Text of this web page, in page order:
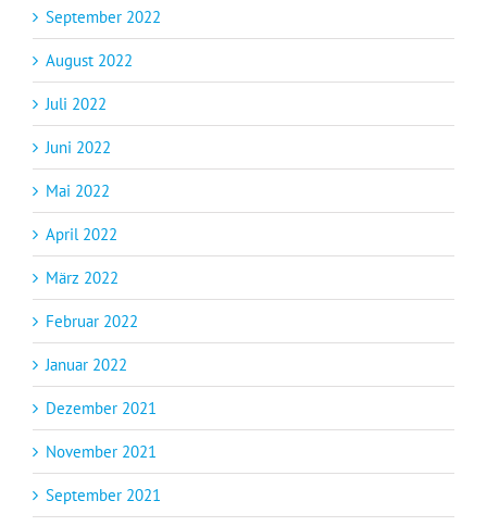
September 2022
August 2022
Juli 2022
Juni 2022
Mai 2022
April 2022
März 2022
Februar 2022
Januar 2022
Dezember 2021
November 2021
September 2021